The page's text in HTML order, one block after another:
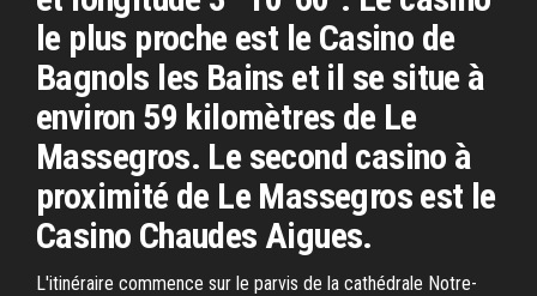
le plus proche est le Casino de
Bagnols les Bains et il se situe à
environ 59 kilomètres de Le
Massegros. Le second casino à
proximité de Le Massegros est le
Casino Chaudes Aigues.
L'itinéraire commence sur le parvis de la cathédrale Notre-